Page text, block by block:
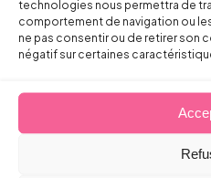
technologies nous permettra de
comportement de navigation ou
ne pas consentir ou de retirer son
négatif sur certaines
permettra
champ du régime de
sans faute les
sportive sur un lieu
une chose dont les
à l’encontre d’autres